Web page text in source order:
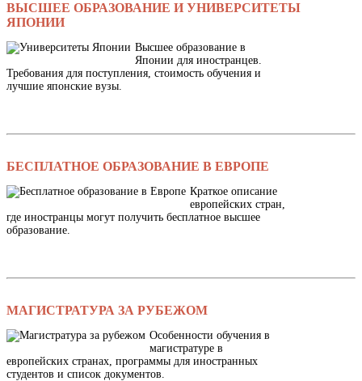
ВЫСШЕЕ ОБРАЗОВАНИЕ И УНИВЕРСИТЕТЫ
ЯПОНИИ
Высшее образование в
Японии для иностранцев.
Требования для поступления, стоимость обучения и
лучшие японские вузы.
БЕСПЛАТНОЕ ОБРАЗОВАНИЕ В ЕВРОПЕ
Краткое описание
европейских стран,
где иностранцы могут получить бесплатное высшее
образование.
МАГИСТРАТУРА ЗА РУБЕЖОМ
Особенности обучения в
магистратуре в
европейских странах, программы для иностранных
студентов и список документов.